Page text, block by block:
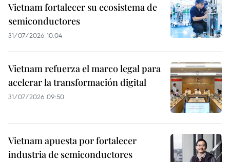
Vietnam fortalecer su ecosistema de
semiconductores
31/07/2026 10:04
Vietnam refuerza el marco legal para
acelerar la transformación digital
31/07/2026 09:50
Vietnam apuesta por fortalecer
industria de semiconductores